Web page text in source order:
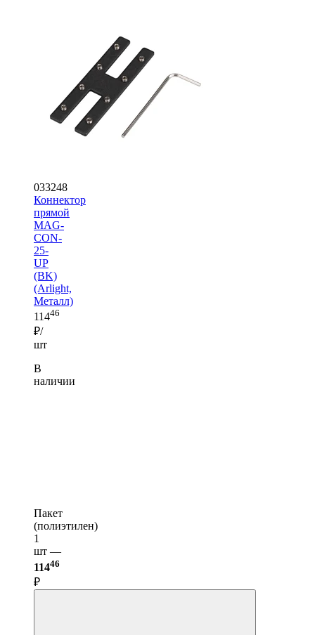
033248
Коннектор
прямой
MAG-
CON-
25-
UP
(BK)
(Arlight,
Металл)
11446
₽/
шт
В
наличии
Пакет
(полиэтилен)
1
шт —
11446
₽